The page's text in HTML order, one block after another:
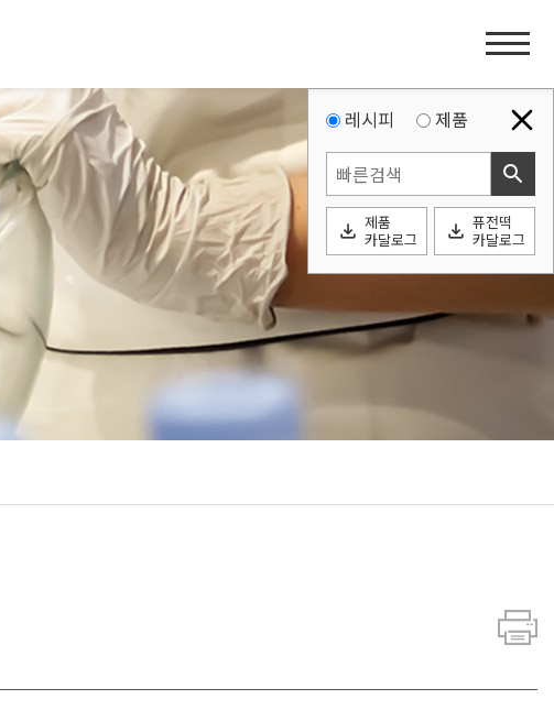
홈
이
게
이
션
레시피 제품
search
file_download 제품
카달로그
file_download 퓨전떡
카달로그